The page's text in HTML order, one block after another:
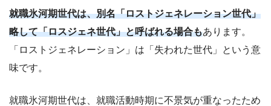
就職氷河期世代は、別名「ロストジェネレーション世代」
略して「ロスジェネ世代」と呼ばれる場合もあります。
「ロストジェネレーション」は「失われた世代」という意
味です。
就職氷河期世代は、就職活動時期に不景気が重なったため